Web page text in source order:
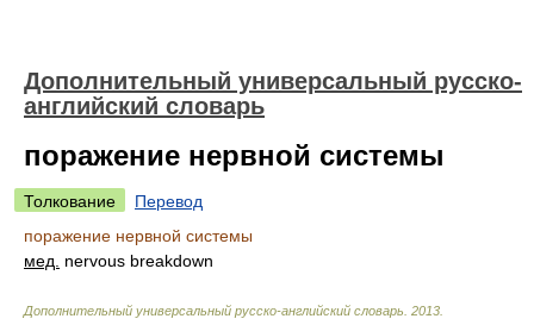
Дополнительный универсальный русско-
английский словарь
поражение нервной системы
Толкование
Перевод
поражение нервной системы
мед.
nervous breakdown
Дополнительный универсальный русско-английский словарь 2013